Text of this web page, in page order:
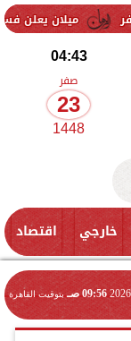
يعلن فسخ عقد
04:43
صفر
23
1448
خارجي اقتصاد
09:56 صـ بتوقيت القاهرة